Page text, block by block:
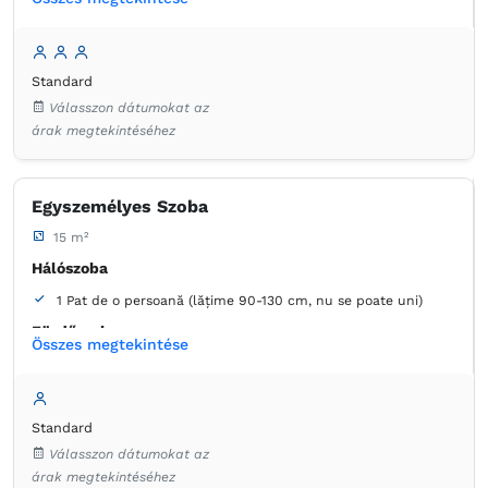
Fürdőszoba
saját -
Ruhaszekrény Minibár
Laposképernyős tévé
Kábelcsatornák
Konnektor az ágy melett
Légkondicionáló
Szúnyogháló
Törölközők
Ingyenes pipereholmi
Hajszárító
Standard
Válasszon dátumokat az
árak megtekintéséhez
Egyszemélyes Szoba
15 m²
Hálószoba
1 Pat de o persoană (lățime 90-130 cm, nu se poate uni)
Fürdőszoba
Ruhaszekrény
Összes megtekintése
Standard
Válasszon dátumokat az
árak megtekintéséhez